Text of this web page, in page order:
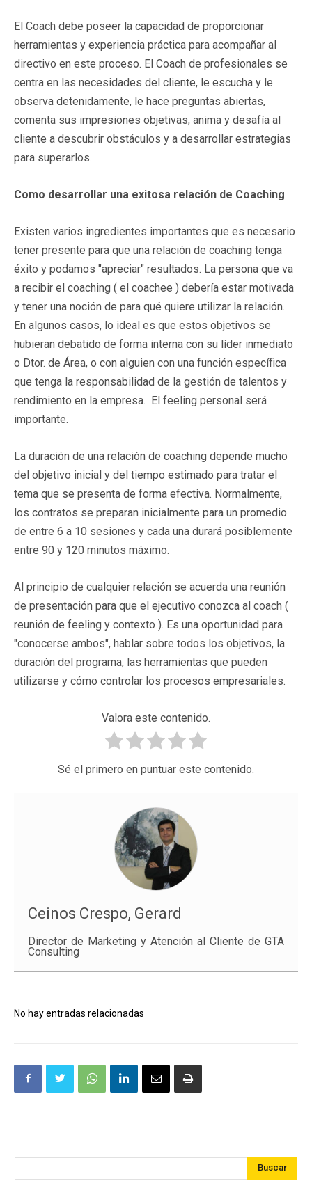
El Coach debe poseer la capacidad de proporcionar
herramientas y experiencia práctica para acompañar al
directivo en este proceso. El Coach de profesionales se
centra en las necesidades del cliente, le escucha y le
observa detenidamente, le hace preguntas abiertas,
comenta sus impresiones objetivas, anima y desafía al
cliente a descubrir obstáculos y a desarrollar estrategias
para superarlos.
Como desarrollar una exitosa relación de Coaching
Existen varios ingredientes importantes que es necesario
tener presente para que una relación de coaching tenga
éxito y podamos "apreciar" resultados. La persona que va
a recibir el coaching ( el coachee ) debería estar motivada
y tener una noción de para qué quiere utilizar la relación.
En algunos casos, lo ideal es que estos objetivos se
hubieran debatido de forma interna con su líder inmediato
o Dtor. de Área, o con alguien con una función específica
que tenga la responsabilidad de la gestión de talentos y
rendimiento en la empresa. El feeling personal será
importante.
La duración de una relación de coaching depende mucho
del objetivo inicial y del tiempo estimado para tratar el
tema que se presenta de forma efectiva. Normalmente,
los contratos se preparan inicialmente para un promedio
de entre 6 a 10 sesiones y cada una durará posiblemente
entre 90 y 120 minutos máximo.
Al principio de cualquier relación se acuerda una reunión
de presentación para que el ejecutivo conozca al coach (
reunión de feeling y contexto ). Es una oportunidad para
"conocerse ambos", hablar sobre todos los objetivos, la
duración del programa, las herramientas que pueden
utilizarse y cómo controlar los procesos empresariales.
Valora este contenido.
Sé el primero en puntuar este contenido.
Ceinos Crespo, Gerard
Director de Marketing y Atención al Cliente de GTA
Consulting
No hay entradas relacionadas
Buscar